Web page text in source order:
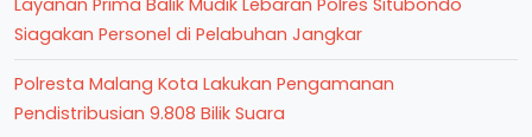
Layanan Prima Balik Mudik Lebaran Polres Situbondo
Siagakan Personel di Pelabuhan Jangkar
Polresta Malang Kota Lakukan Pengamanan
Pendistribusian 9.808 Bilik Suara